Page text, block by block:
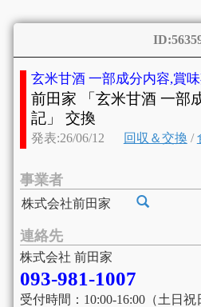
玄米甘酒 一部成分内容,賞
前田家 「玄米甘酒 一部
記」 交換
発表:26/06/12 回収＆交換 /
事業者
株式会社前田家
連絡先
株式会社 前田家
093-981-1007
受付時間：10:00-16:00（土日祝